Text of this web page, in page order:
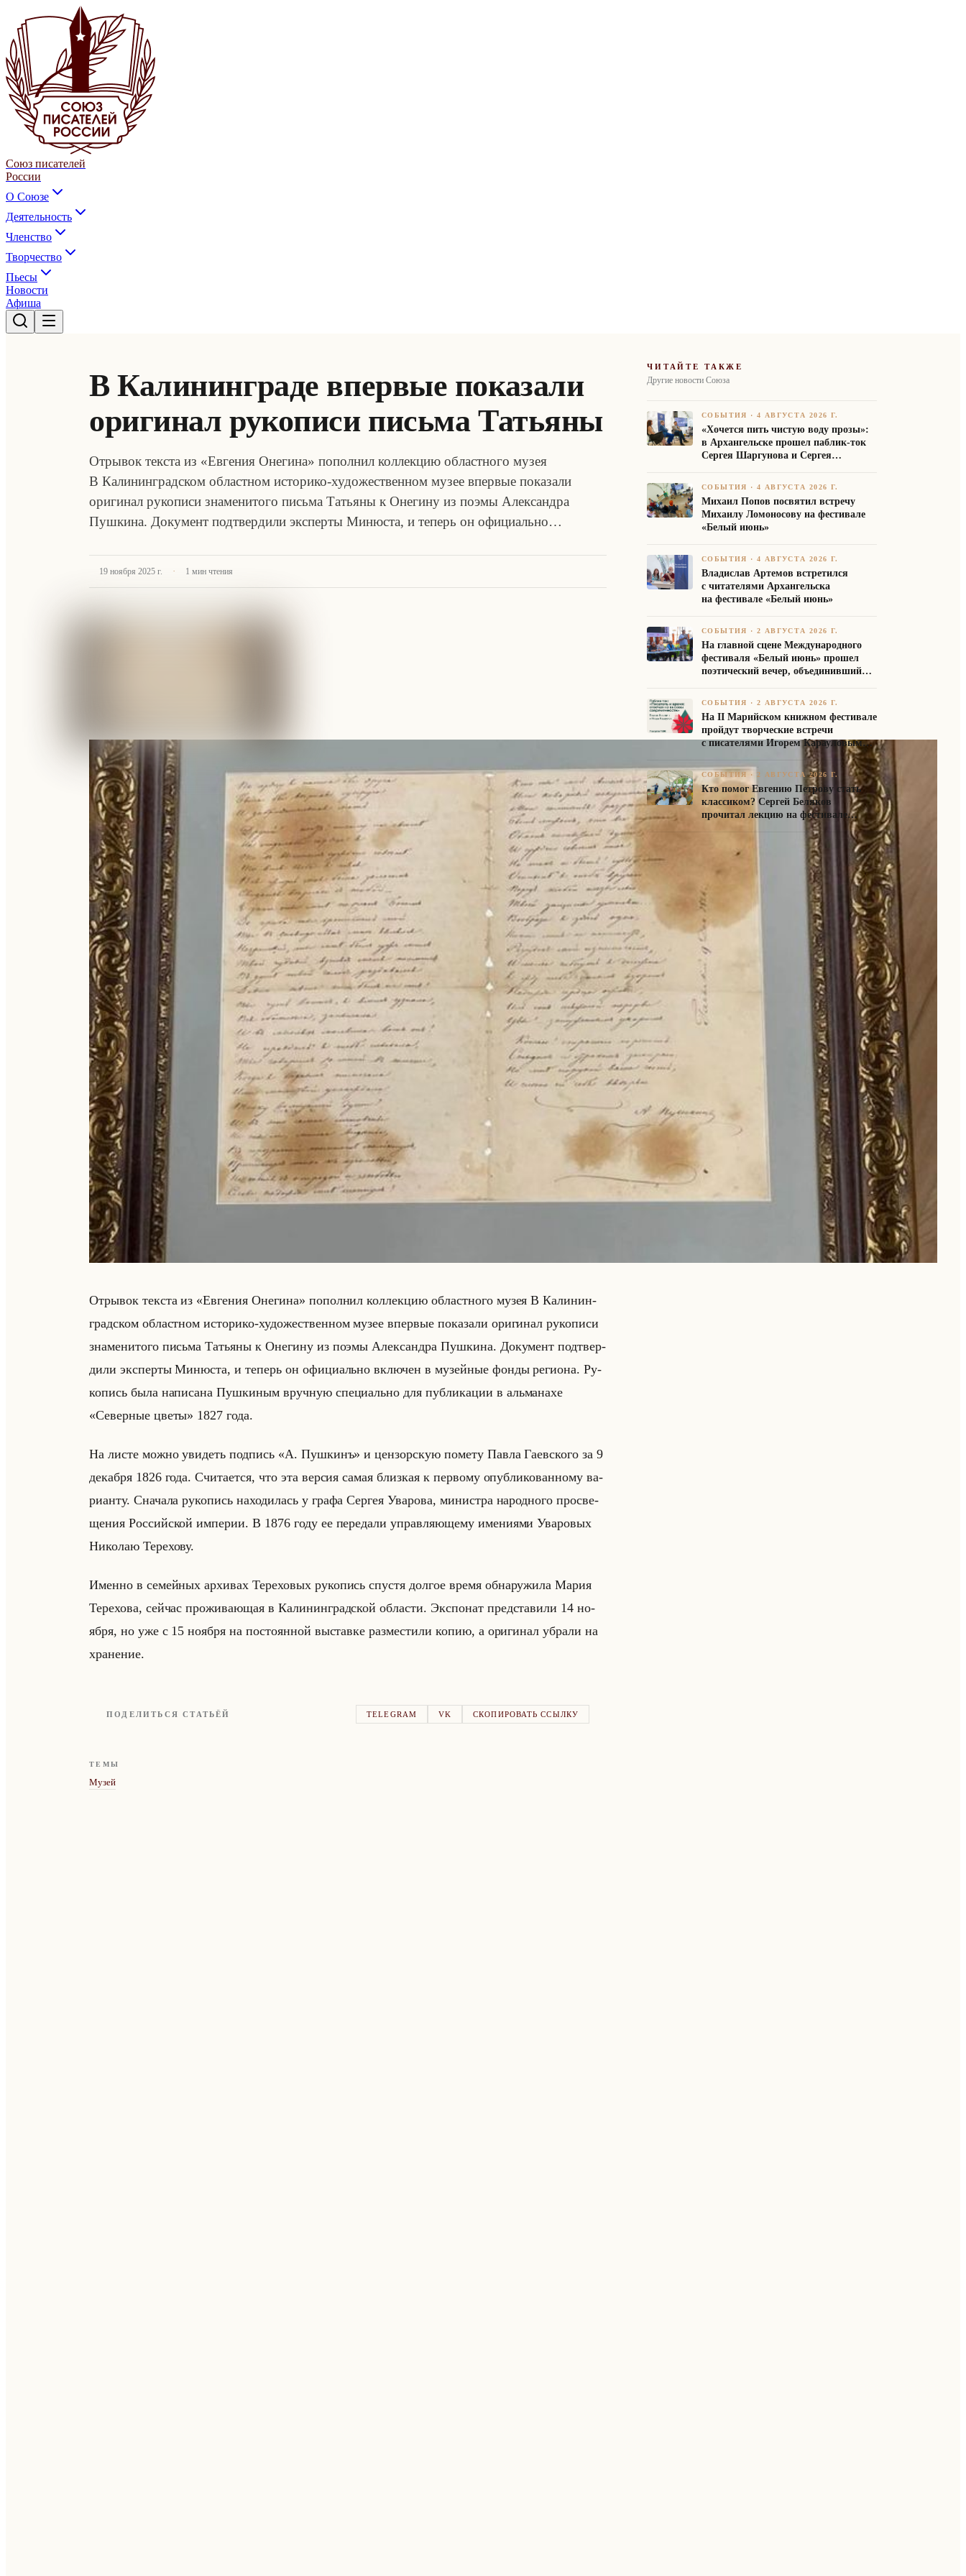
Союз писателей
России
О Союзе
Деятельность
Членство
Творчество
Пьесы
Новости
Афиша
В Калининграде впервые показали
оригинал рукописи письма Татьяны
Отрывок текста из «Евгения Онегина» пополнил коллекцию областного музея
В Калининградском областном историко-художественном музее впервые показали
оригинал рукописи знаменитого письма Татьяны к Онегину из поэмы Александра
Пушкина. Документ подтвердили эксперты Минюста, и теперь он официально…
19 ноября 2025 г. · 1 мин чтения
От­ры­вок тек­ста из «Евгения Онегина» по­пол­нил кол­лек­цию об­ласт­но­го музея В Ка­ли­нин­
град­ском об­ласт­ном ис­то­ри­ко-ху­до­же­ствен­ном музее впер­вые по­ка­за­ли ори­ги­нал ру­ко­пи­си
зна­ме­ни­то­го письма Та­тья­ны к Оне­ги­ну из поэмы Алек­сандра Пуш­ки­на. До­ку­мент под­твер­
ди­ли экс­пер­ты Ми­ню­ста, и те­перь он офи­ци­ально вклю­чен в му­зейные фонды ре­ги­она. Ру­
ко­пись была на­пи­са­на Пуш­ки­ным вруч­ную спе­ци­ально для пуб­ли­ка­ции в альма­на­хе
«Северные цветы» 1827 года.
На листе можно уви­деть под­пись «А. Пушкинъ» и цен­зор­скую по­ме­ту Павла Га­ев­ско­го за 9
де­каб­ря 1826 года. Счи­та­ет­ся, что эта вер­сия самая близ­кая к пер­во­му опуб­ли­ко­ван­но­му ва­
ри­ан­ту. Сна­ча­ла ру­ко­пись на­хо­ди­лась у графа Сер­гея Ува­ро­ва, ми­ни­стра на­род­но­го про­све­
ще­ния Рос­сийской им­пе­рии. В 1876 году ее пе­ре­да­ли управ­ля­юще­му име­ни­ями Ува­ро­вых
Ни­ко­лаю Те­ре­хо­ву.
Имен­но в се­мейных ар­хи­вах Те­ре­хо­вых ру­ко­пись спу­стя дол­гое время об­на­ру­жи­ла Мария
Те­ре­хо­ва, сейчас про­жи­ва­ющая в Ка­ли­нин­град­ской об­ла­сти. Экс­по­нат пред­ста­ви­ли 14 но­
яб­ря, но уже с 15 но­яб­ря на по­сто­ян­ной вы­став­ке раз­ме­сти­ли копию, а ори­ги­нал убра­ли на
хра­не­ние.
ПОДЕЛИТЬСЯ СТАТЬЁЙ TELEGRAM VK СКОПИРОВАТЬ ССЫЛКУ
ТЕМЫ
Музей
ЧИТАЙТЕ ТАКЖЕ
Другие новости Союза
СОБЫТИЯ ·4 АВГУСТА 2026 Г.
«Хочется пить чистую воду прозы»:
в Архангельске прошел паблик-ток
Сергея Шаргунова и Сергея
СОБЫТИЯ ·4 АВГУСТА 2026 Г.
Михаил Попов посвятил встречу
Михаилу Ломоносову на фестивале
«Белый июнь»
СОБЫТИЯ ·4 АВГУСТА 2026 Г.
Владислав Артемов встретился
с читателями Архангельска
на фестивале «Белый июнь»
СОБЫТИЯ ·2 АВГУСТА 2026 Г.
На главной сцене Международного
фестиваля «Белый июнь» прошел
поэтический вечер, объединивший
СОБЫТИЯ ·2 АВГУСТА 2026 Г.
На II Марийском книжном фестивале
пройдут творческие встречи
с писателями Игорем Карауловым
и Платоном Бесединым
СОБЫТИЯ · 2 АВГУСТА 2026 Г.
Кто помог Евгению Петрову стать
классиком? Сергей Беляков
прочитал лекцию на фестивале
«Белый июнь»